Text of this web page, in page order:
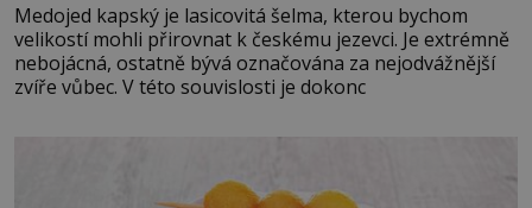
Medojed kapský je lasicovitá šelma, kterou bychom
velikostí mohli přirovnat k českému jezevci. Je extrémně
nebojácná, ostatně bývá označována za nejodvážnější
zvíře vůbec. V této souvislosti je dokonc